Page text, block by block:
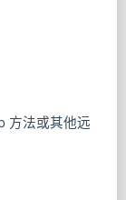
方法或其他远